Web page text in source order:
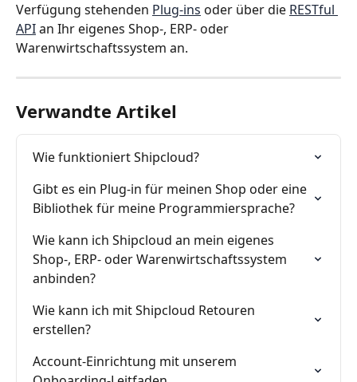
Verfügung stehenden Plug-ins oder über die RESTful
API an Ihr eigenes Shop-, ERP- oder
Warenwirtschaftssystem an.
Verwandte Artikel
Wie funktioniert Shipcloud?
Gibt es ein Plug-in für meinen Shop oder eine
Bibliothek für meine Programmiersprache?
Wie kann ich Shipcloud an mein eigenes
Shop-, ERP- oder Warenwirtschaftssystem
anbinden?
Wie kann ich mit Shipcloud Retouren
erstellen?
Account-Einrichtung mit unserem